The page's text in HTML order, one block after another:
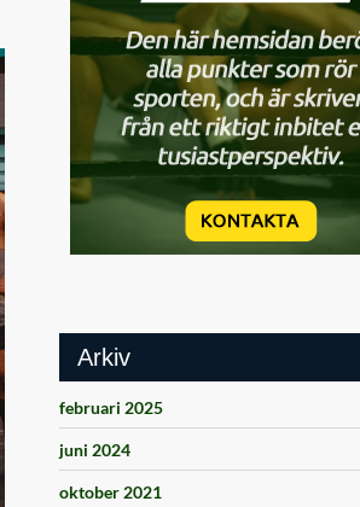
Arkiv
februari 2025
juni 2024
oktober 2021